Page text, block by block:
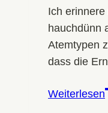
Ich erinnere
hauchdünn
Atemtypen
dass die
Weiterlesen